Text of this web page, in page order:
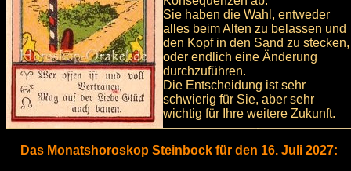
Sie haben die Wahl, entweder
alles beim Alten zu belassen und
den Kopf in den Sand zu stecken,
oder endlich eine Änderung
durchzuführen.
Die Entscheidung ist sehr
schwierig für Sie, aber sehr
wichtig für Ihre weitere Zukunft.
Das Monatshoroskop Steinbock für den 16. Juli 2027: